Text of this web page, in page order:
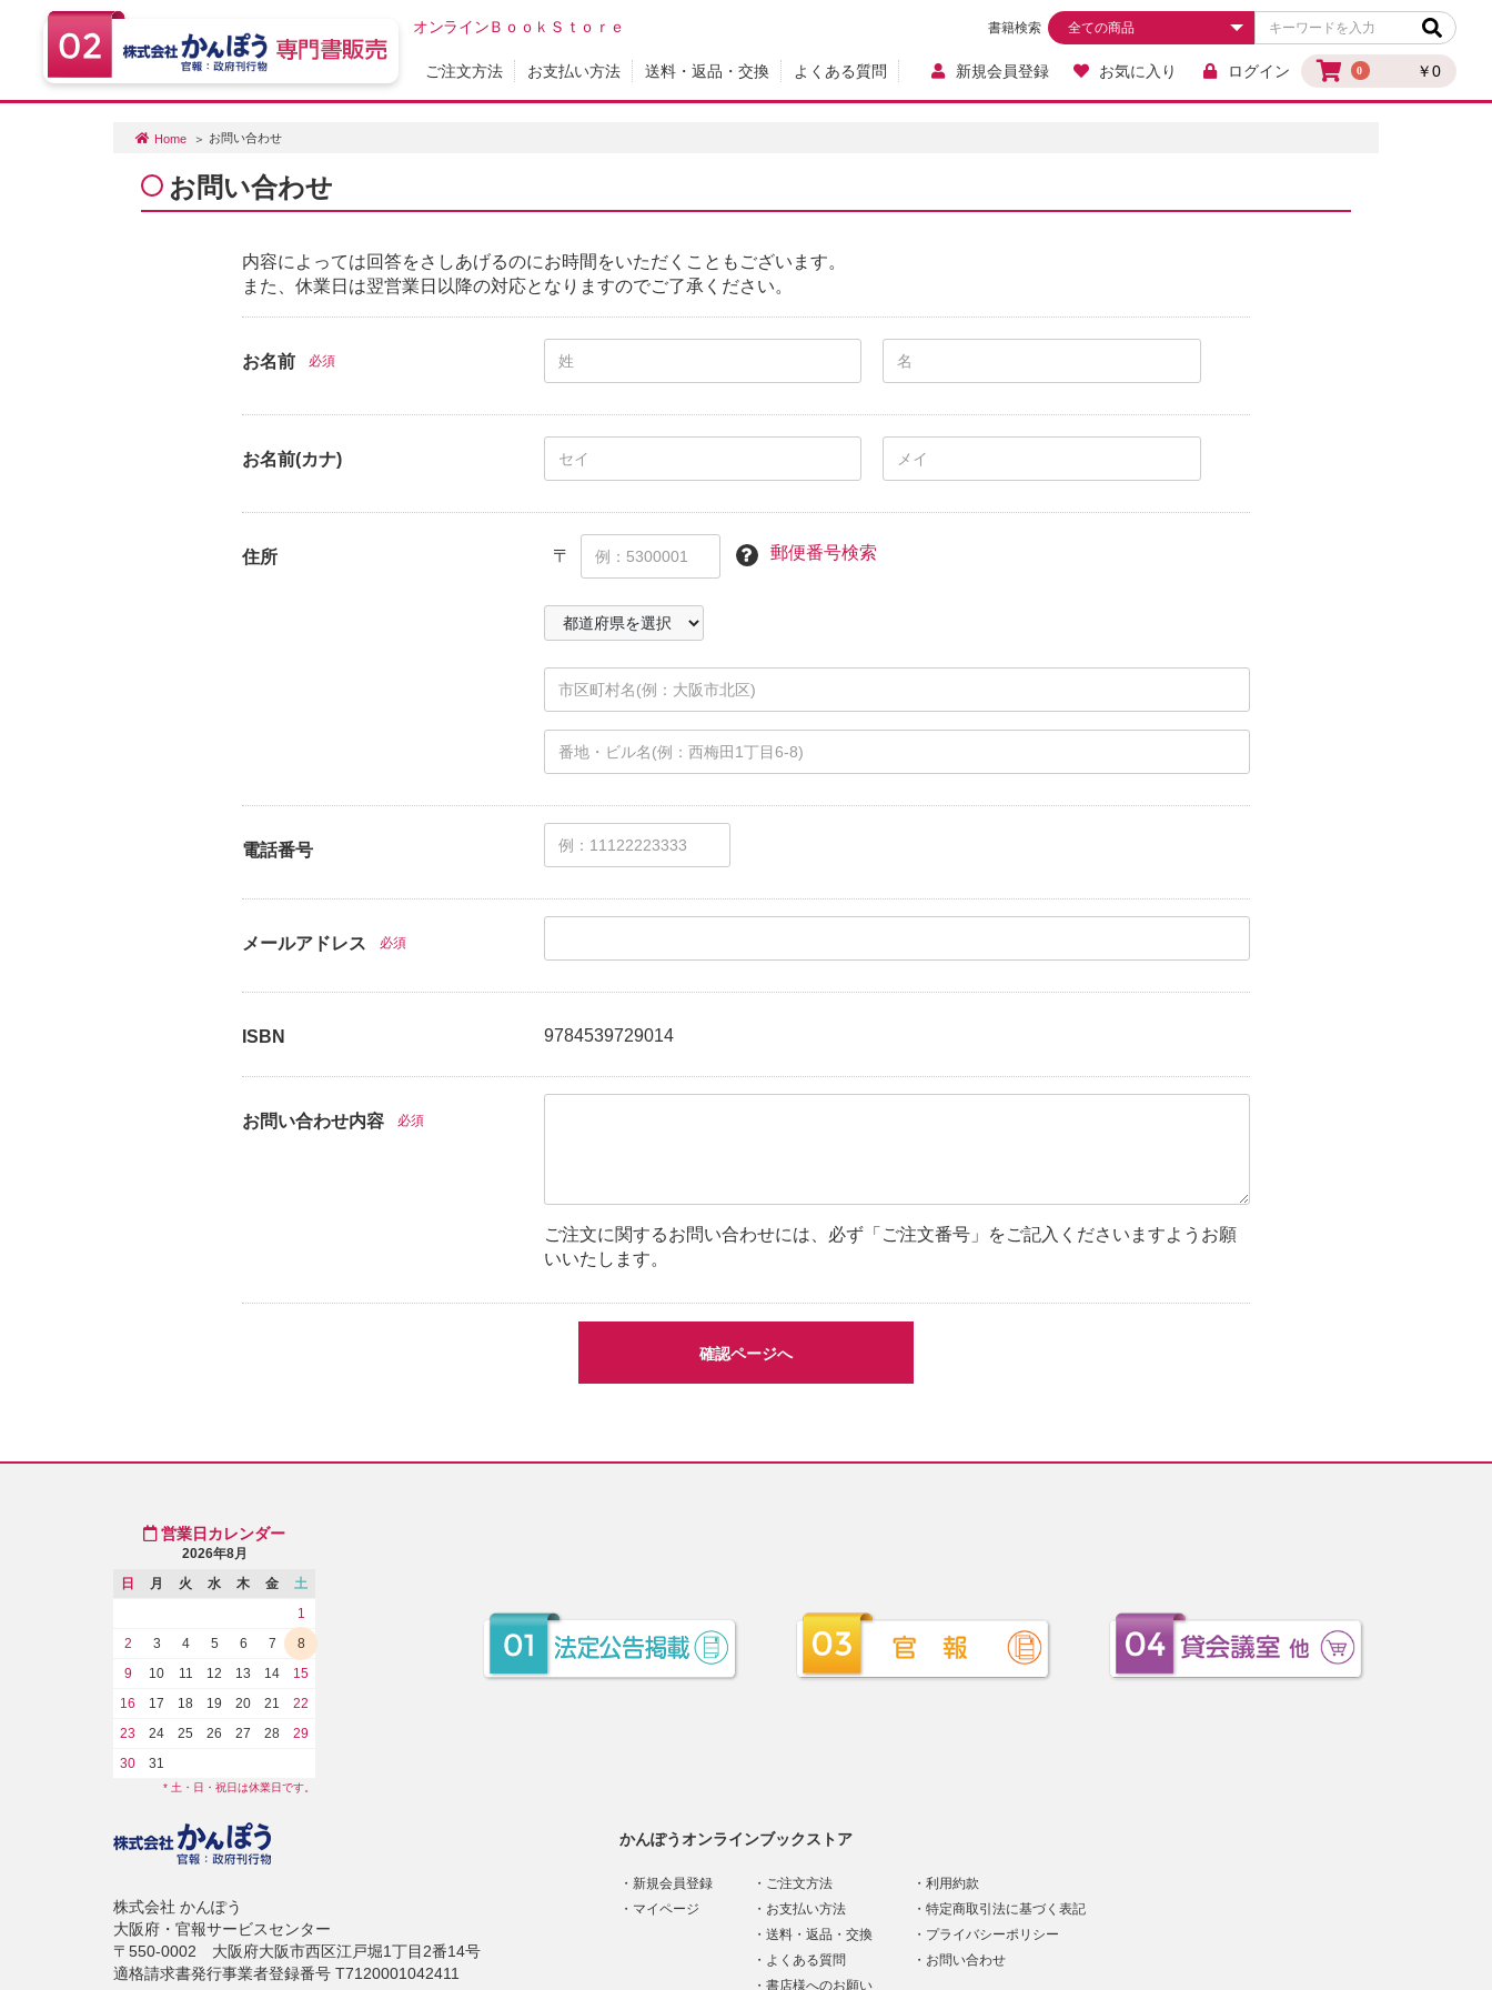
オンラインＢｏｏｋＳｔｏｒｅ
0 ￥0
書籍検索
ご注文方法 お支払い方法 送料・返品・交換 よくある質問 新規会員登録 お気に入り ログイン
Home お問い合わせ
お問い合わせ
内容によっては回答をさしあげるのにお時間をいただくこともございます。
また、休業日は翌営業日以降の対応となりますのでご了承ください。
お名前 必須
お名前(カナ)
住所 〒 郵便番号検索
電話番号
メールアドレス 必須
ISBN 9784539729014
お問い合わせ内容 必須
ご注文に関するお問い合わせには、必ず「ご注文番号」をご記入くださいますようお願
いいたします。
確認ページへ
かんぽうオンラインブックストア
新規会員登録
マイページ
ご注文方法
お支払い方法
送料・返品・交換
よくある質問
書店様へのお願い
利用約款
特定商取引法に基づく表記
プライバシーポリシー
お問い合わせ
営業日カレンダー
2026年8月
日
月 火 水 木 金
土
1
2
3 4 5 6 7
8
9
10 11 12 13 14
15
16
17 18 19 20 21
22
23
24 25 26 27 28
29
30
31
* 土・日・祝日は休業日です。
株式会社 かんぽう
大阪府・官報サービスセンター
〒550-0002 大阪府大阪市西区江戸堀1丁目2番14号
適格請求書発行事業者登録番号 T7120001042411